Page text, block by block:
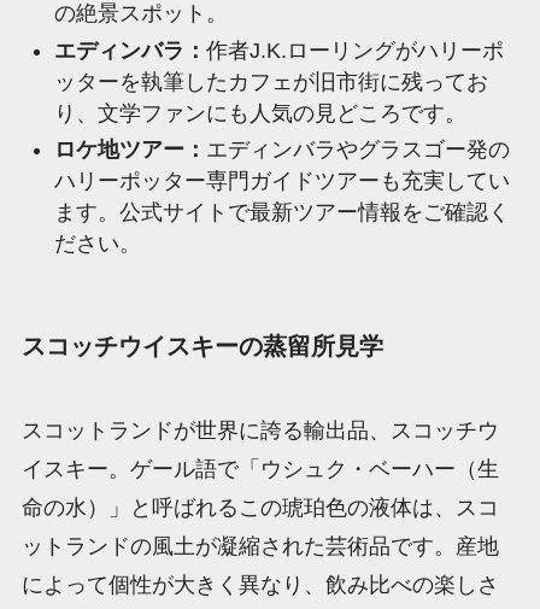
の絶景スポット。
エディンバラ： 作者J.K.ローリングがハリーポ
ッターを執筆したカフェが旧市街に残ってお
り、文学ファンにも人気の見どころです。
ロケ地ツアー： エディンバラやグラスゴー発の
ハリーポッター専門ガイドツアーも充実してい
ます。公式サイトで最新ツアー情報をご確認く
ださい。
スコッチウイスキーの蒸留所見学
スコットランドが世界に誇る輸出品、スコッチウ
イスキー。ゲール語で「ウシュク・ベーハー（生
命の水）」と呼ばれるこの琥珀色の液体は、スコ
ットランドの風土が凝縮された芸術品です。産地
によって個性が大きく異なり、飲み比べの楽しさ